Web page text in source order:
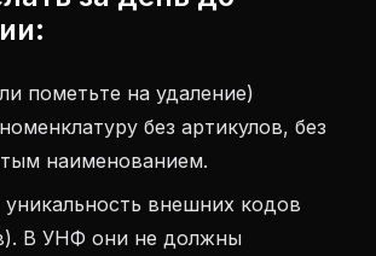
пометьте на удаление)
без артикулов, без
наименованием.
внешних кодов
В УНФ они не должны